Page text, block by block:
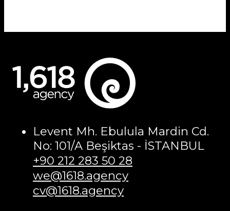
Levent Mh. Ebulula Mardin Cd.
No: 101/A Beşiktas - İSTANBUL
+90 212 283 50 28
we@1618.agency
cv@1618.agency